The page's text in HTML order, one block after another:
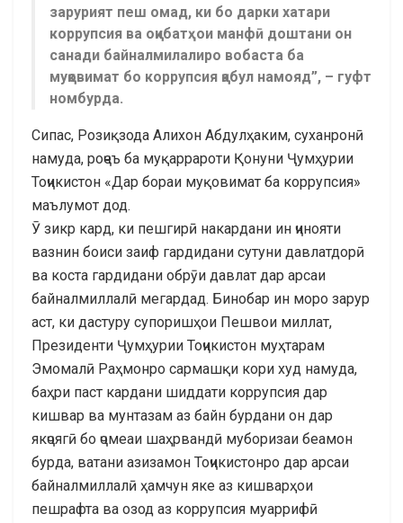
зарурият пеш омад, ки бо дарки хатари
коррупсия ва оқибатҳои манфӣ доштани он
санади байналмилалиро вобаста ба
муқовимат бо коррупсия қабул намояд”, – гуфт
номбурда.
Сипас, Розиқзода Алихон Абдулҳаким, суханронӣ
намуда, роҷеъ ба муқаррароти Қонуни Ҷумҳурии
Тоҷикистон «Дар бораи муқовимат ба коррупсия»
маълумот дод.
Ӯ зикр кард, ки пешгирӣ накардани ин ҷинояти
вазнин боиси заиф гардидани сутуни давлатдорӣ
ва коста гардидани обрӯи давлат дар арсаи
байналмиллалӣ мегардад. Бинобар ин моро зарур
аст, ки дастуру супоришҳои Пешвои миллат,
Президенти Ҷумҳурии Тоҷикистон муҳтарам
Эмомалӣ Раҳмонро сармашқи кори худ намуда,
баҳри паст кардани шиддати коррупсия дар
кишвар ва мунтазам аз байн бурдани он дар
якҷоягӣ бо ҷомеаи шаҳрвандӣ муборизаи беамон
бурда, ватани азизамон Тоҷикистонро дар арсаи
байналмиллалӣ ҳамчун яке аз кишварҳои
пешрафта ва озод аз коррупсия муаррифӣ